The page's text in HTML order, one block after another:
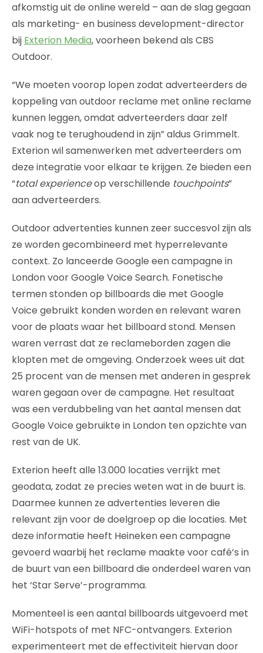
afkomstig uit de online wereld – aan de slag gegaan
als marketing- en business development-director
bij Exterion Media, voorheen bekend als CBS
Outdoor.
“We moeten voorop lopen zodat adverteerders de
koppeling van outdoor reclame met online reclame
kunnen leggen, omdat adverteerders daar zelf
vaak nog te terughoudend in zijn” aldus Grimmelt.
Exterion wil samenwerken met adverteerders om
deze integratie voor elkaar te krijgen. Ze bieden een
“total experienceop verschillende touchpoints”
aan adverteerders.
Outdoor advertenties kunnen zeer succesvol zijn als
ze worden gecombineerd met hyperrelevante
context. Zo lanceerde Google een campagne in
London voor Google Voice Search. Fonetische
termen stonden op billboards die met Google
Voice gebruikt konden worden en relevant waren
voor de plaats waar het billboard stond. Mensen
waren verrast dat ze reclameborden zagen die
klopten met de omgeving. Onderzoek wees uit dat
25 procent van de mensen met anderen in gesprek
waren gegaan over de campagne. Het resultaat
was een verdubbeling van het aantal mensen dat
Google Voice gebruikte in London ten opzichte van
rest van de UK.
Exterion heeft alle 13.000 locaties verrijkt met
geodata, zodat ze precies weten wat in de buurt is.
Daarmee kunnen ze advertenties leveren die
relevant zijn voor de doelgroep op die locaties. Met
deze informatie heeft Heineken een campagne
gevoerd waarbij het reclame maakte voor café’s in
de buurt van een billboard die onderdeel waren van
het ‘Star Serve’-programma.
Momenteel is een aantal billboards uitgevoerd met
WiFi-hotspots of met NFC-ontvangers. Exterion
experimenteert met de effectiviteit hiervan door